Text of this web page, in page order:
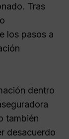
Tras
los pasos a
dentro
también
desacuerdo